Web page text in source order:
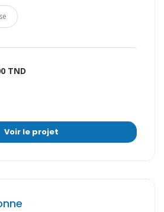
TND
Voir le projet